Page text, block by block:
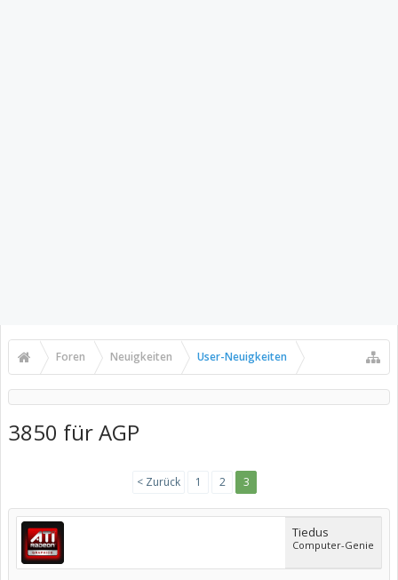
Foren Neuigkeiten User-Neuigkeiten
3850 für AGP
< Zurück 1 2 3
Tiedus
Computer-Genie